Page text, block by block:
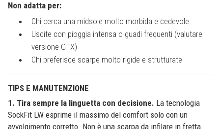
Non adatta per:
Chi cerca una midsole molto morbida e cedevole
Uscite con pioggia intensa o guadi frequenti (valutare
versione GTX)
Chi preferisce scarpe molto rigide e strutturate
TIPS E MANUTENZIONE
1. Tira sempre la linguetta con decisione. La tecnologia
SockFit LW esprime il massimo del comfort solo con un
avvolgimento corretto. Non è una scarpa da infilare in fretta.